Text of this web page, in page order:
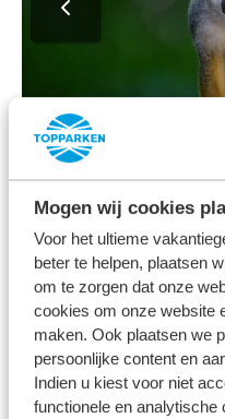
Mogen wij cookies
Voor het ultieme
beter te helpen, plaatsen
om te zorgen dat onze
cookies om onze website
maken. Ook plaatsen we
persoonlijke content en
Indien u kiest voor niet
functionele en
Zoo Paid All ages
One of the oldest
found in Rotterdam.
therefore extra fun
Blijdorp zoo is easy